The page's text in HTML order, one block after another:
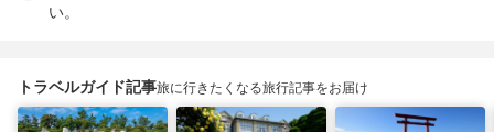
い。
トラベルガイド記事旅に行きたくなる旅行記事をお届け